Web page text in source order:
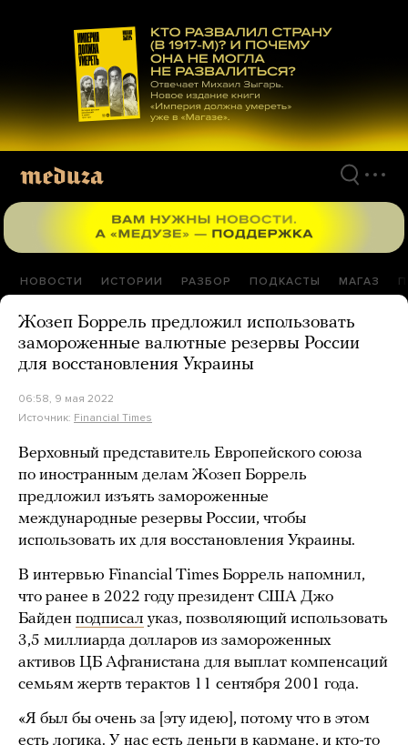
материалам
НОВОСТИ ИСТОРИИ РАЗБОР ПОДКАСТЫ МАГАЗ
Жозеп Боррель предложил использовать
замороженные валютные резервы России
для восстановления Украины
06:58, 9 мая 2022
Источник: Financial Times
Верховный представитель Европейского союза
по иностранным делам Жозеп Боррель
предложил изъять замороженные
международные резервы России, чтобы
использовать их для восстановления Украины.
В интервью Financial Times Боррель напомнил,
что ранее в 2022 году президент США Джо
Байден подписал указ, позволяющий использовать
3,5 миллиарда долларов из замороженных
активов ЦБ Афганистана для выплат компенсаций
семьям жертв терактов 11 сентября 2001 года.
«Я был бы очень за [эту идею], потому что в этом
есть логика. У нас есть деньги в кармане, и кто-то